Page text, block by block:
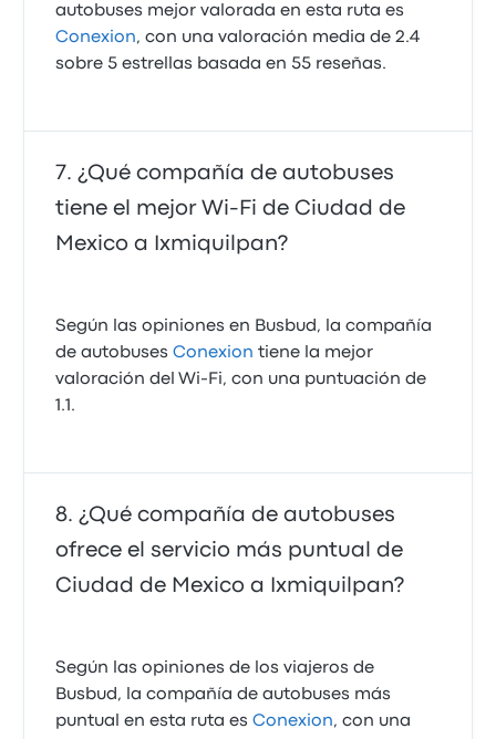
autobuses mejor valorada en esta ruta es
Conexion, con una valoración media de 2.4
sobre 5 estrellas basada en 55 reseñas.
¿Qué compañía de autobuses
tiene el mejor Wi-Fi de Ciudad de
Mexico a Ixmiquilpan?
Según las opiniones en Busbud, la compañía
de autobusesConexion tiene la mejor
valoración del Wi-Fi, con una puntuación de
1.1.
¿Qué compañía de autobuses
ofrece el servicio más puntual de
Ciudad de Mexico a Ixmiquilpan?
Según las opiniones de los viajeros de
Busbud, la compañía de autobuses más
puntual en esta ruta esConexion, con una